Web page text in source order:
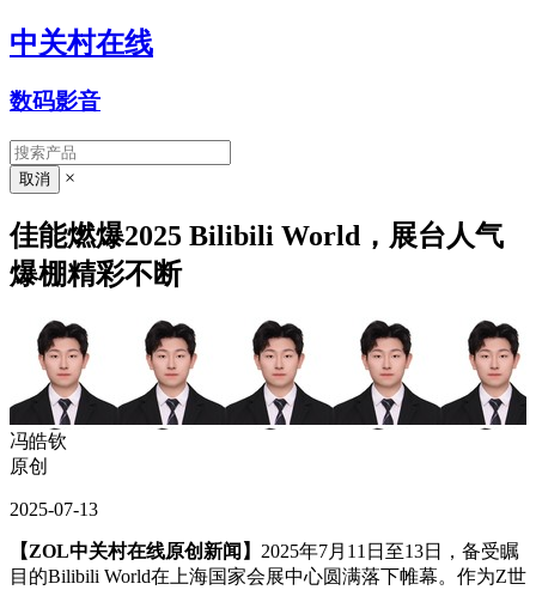
中关村在线
数码影音
×
佳能燃爆2025 Bilibili World，展台人气
爆棚精彩不断
冯皓钦
原创
2025-07-13
【ZOL中关村在线原创新闻】 2025年7月11日至13日，备受瞩
目的Bilibili World在上海国家会展中心圆满落下帷幕。作为Z世